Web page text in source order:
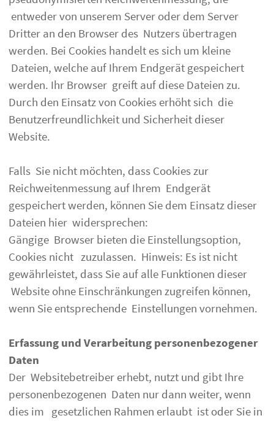
entweder von unserem Server oder dem Server
Dritter an den Browser des Nutzers übertragen
werden. Bei Cookies handelt es sich um kleine
Dateien, welche auf Ihrem Endgerät gespeichert
werden. Ihr Browser greift auf diese Dateien zu.
Durch den Einsatz von Cookies erhöht sich die
Benutzerfreundlichkeit und Sicherheit dieser
Website.
Falls Sie nicht möchten, dass Cookies zur
Reichweitenmessung auf Ihrem Endgerät
gespeichert werden, können Sie dem Einsatz dieser
Dateien hier widersprechen:
Gängige Browser bieten die Einstellungsoption,
Cookies nicht zuzulassen. Hinweis: Es ist nicht
gewährleistet, dass Sie auf alle Funktionen dieser
Website ohne Einschränkungen zugreifen können,
wenn Sie entsprechende Einstellungen vornehmen.
Erfassung und Verarbeitung personenbezogener
Daten
Der Websitebetreiber erhebt, nutzt und gibt Ihre
personenbezogenen Daten nur dann weiter, wenn
dies im gesetzlichen Rahmen erlaubt ist oder Sie in